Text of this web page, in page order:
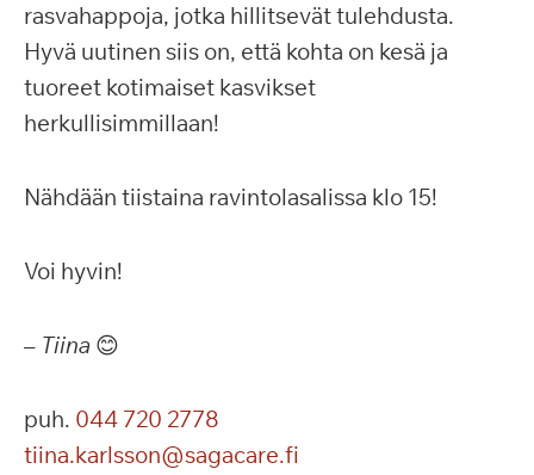
rasvahappoja, jotka hillitsevät tulehdusta.
Hyvä uutinen siis on, että kohta on kesä ja
tuoreet kotimaiset kasvikset
herkullisimmillaan!
Nähdään tiistaina ravintolasalissa klo 15!
Voi hyvin!
– Tiina 😊
puh. 044 720 2778
tiina.karlsson@sagacare.fi